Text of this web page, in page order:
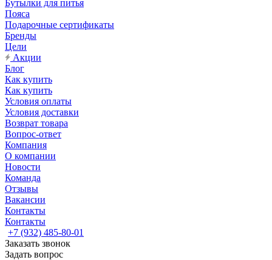
Бутылки для питья
Пояса
Подарочные сертификаты
Бренды
Цели
Акции
Блог
Как купить
Как купить
Условия оплаты
Условия доставки
Возврат товара
Вопрос-ответ
Компания
О компании
Новости
Команда
Отзывы
Вакансии
Контакты
Контакты
+7 (932) 485-80-01
Заказать звонок
Задать вопрос